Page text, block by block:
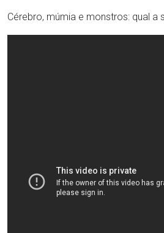
Cérebro, múmia e monstros: qual a